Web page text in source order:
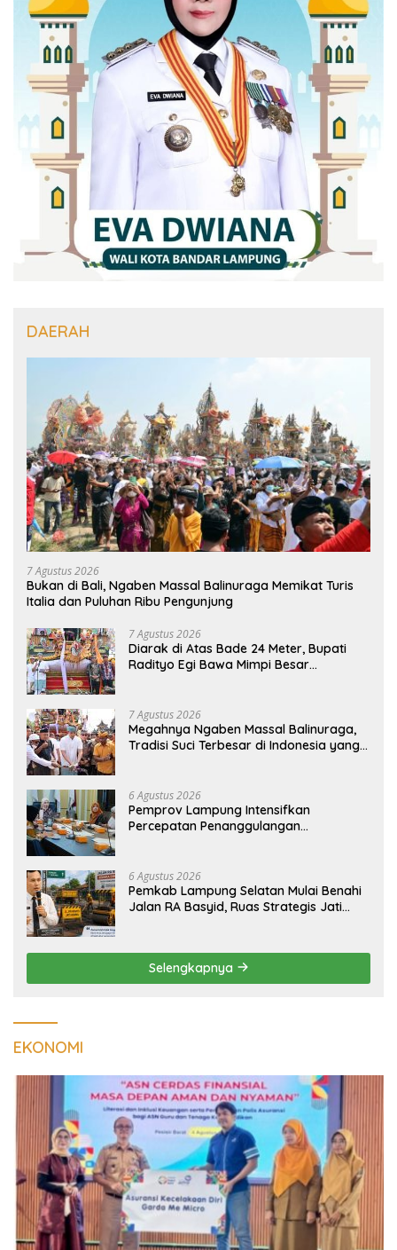
DAERAH
7 Agustus 2026
Bukan di Bali, Ngaben Massal Balinuraga Memikat Turis
Italia dan Puluhan Ribu Pengunjung
7 Agustus 2026
Diarak di Atas Bade 24 Meter, Bupati
Radityo Egi Bawa Mimpi Besar
7 Agustus 2026
Megahnya Ngaben Massal Balinuraga,
Tradisi Suci Terbesar di Indonesia yang
6 Agustus 2026
Pemprov Lampung Intensifkan
Percepatan Penanggulangan
6 Agustus 2026
Pemkab Lampung Selatan Mulai Benahi
Jalan RA Basyid, Ruas Strategis Jati
Selengkapnya
EKONOMI